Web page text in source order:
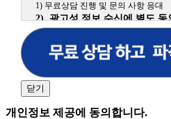
1) 무료상담 진행 및 문의 사항 응대
2) 광고성 정보 수신에 별도
원격평생교육원을 비롯한 해
비스 신상품이나 이벤트, 최신
향에 맞는 최적의 서비스를 제
어, 해커스일본어, 해커스잡, 해커스
원, 해커스경찰, 해커스소방, 해커스
사, 해커스편입 등)
닫기
개인정보 제공에 동의합니다.